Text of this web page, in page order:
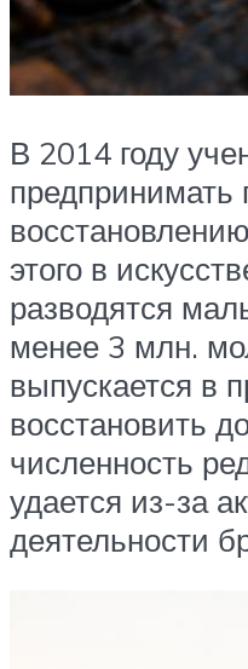
В 2014 году
предпринимать
этого в
разводятся
менее 3 млн.
выпускается в
восстановить
численность
удается из-за
деятельности